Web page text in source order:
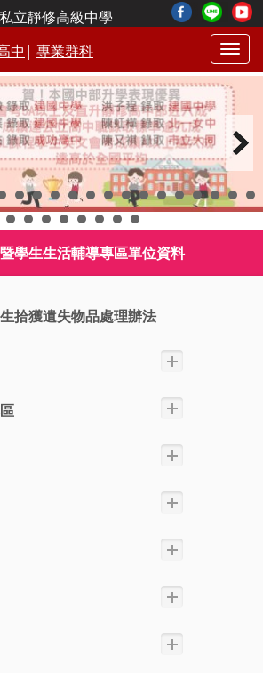
立靜修高級中學
中 | 專業群科
學生生活輔導專區單位資料
拾獲遺失物品處理辦法